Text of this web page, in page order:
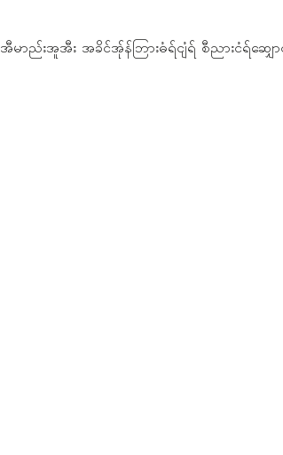
မာည်းအူအီး အခိင်အ်ုန်ဘြားဓံရ်ငျံရ် စီညားငံရ်ဆျှ